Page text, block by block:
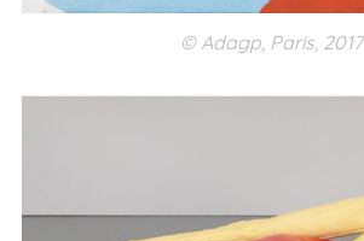
© Adagp, Paris, 2017